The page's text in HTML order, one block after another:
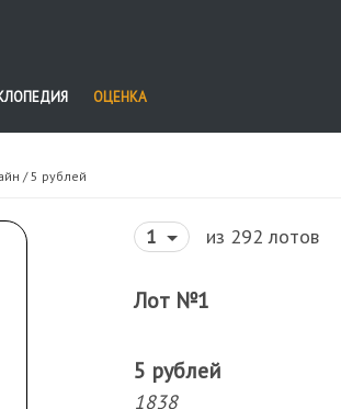
ОЦЕНКА
/ 5 рублей
1 из 292 лотов
Лот №1
5 рублей
1838